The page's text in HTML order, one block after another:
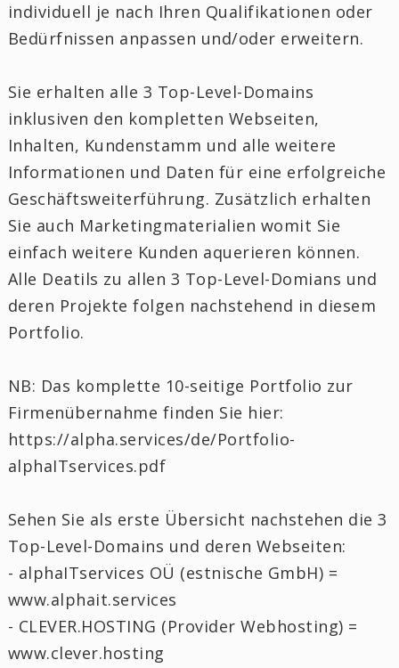
individuell je nach Ihren Qualifikationen oder
Bedürfnissen anpassen und/oder erweitern.
Sie erhalten alle 3 Top-Level-Domains
inklusiven den kompletten Webseiten,
Inhalten, Kundenstamm und alle weitere
Informationen und Daten für eine erfolgreiche
Geschäftsweiterführung. Zusätzlich erhalten
Sie auch Marketingmaterialien womit Sie
einfach weitere Kunden aquerieren können.
Alle Deatils zu allen 3 Top-Level-Domians und
deren Projekte folgen nachstehend in diesem
Portfolio.
NB: Das komplette 10-seitige Portfolio zur
Firmenübernahme finden Sie hier:
https://alpha.services/de/Portfolio-
alphaITservices.pdf
Sehen Sie als erste Übersicht nachstehen die 3
Top-Level-Domains und deren Webseiten:
- alphaITservices OÜ (estnische GmbH) =
www.alphait.services
- CLEVER.HOSTING (Provider Webhosting) =
www.clever.hosting